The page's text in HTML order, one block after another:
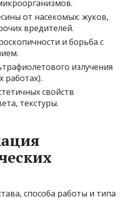
от насекомых: жуков,
вредителей.
и борьба с
излучения
работах).
свойств
текстуры.
способа работы и типа